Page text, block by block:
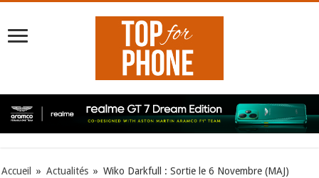
Accueil » Actualités » Wiko Darkfull : Sortie le 6 Novembre (MAJ)